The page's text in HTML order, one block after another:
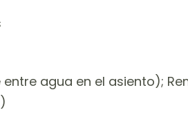
agua en el asiento);